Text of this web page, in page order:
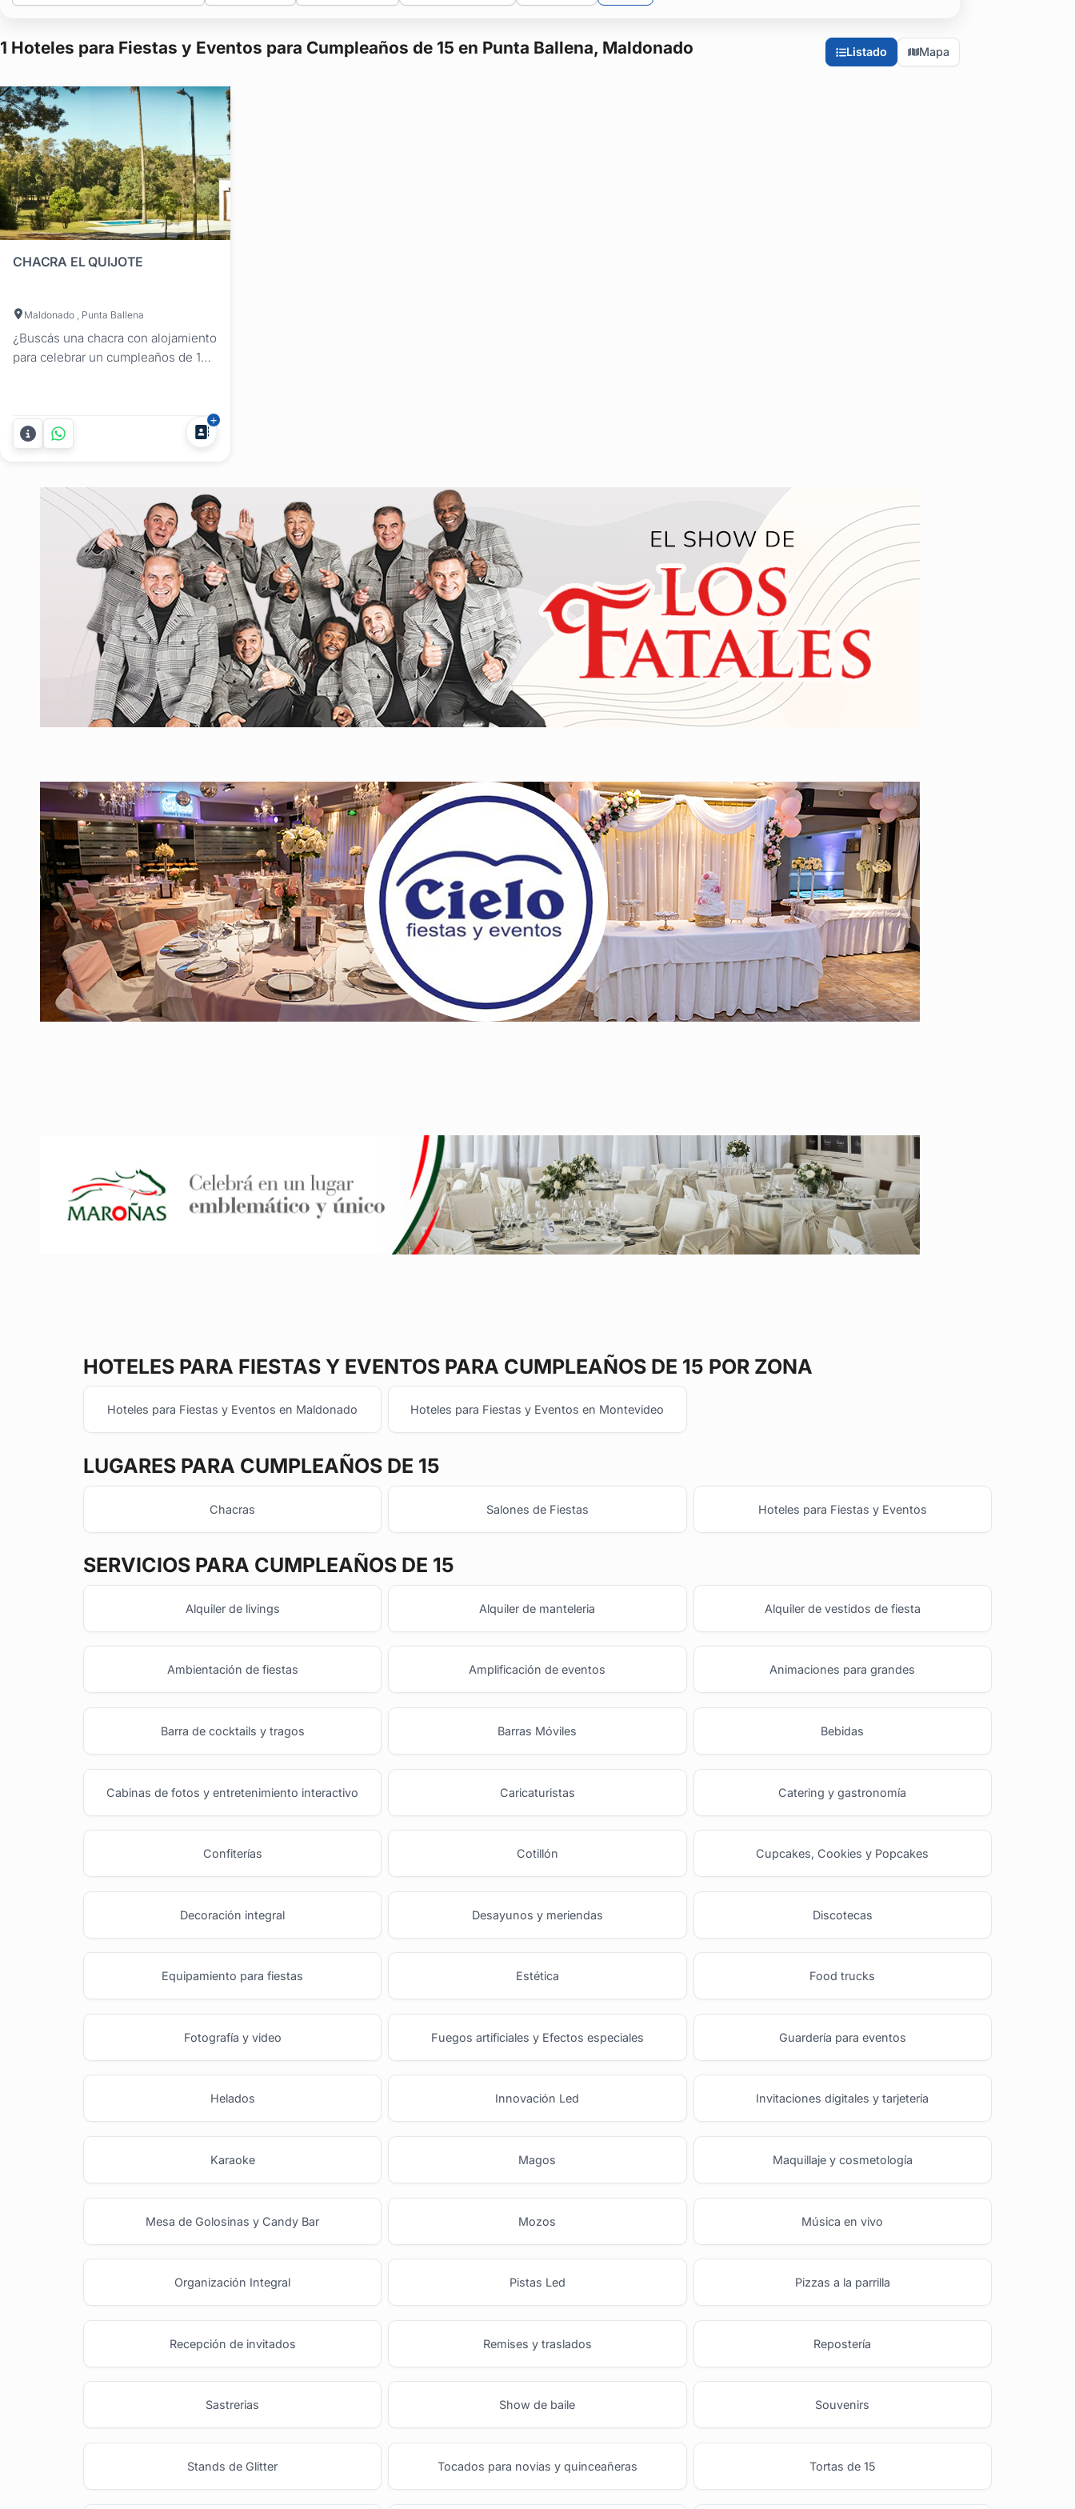
1 Hoteles para Fiestas y Eventos para Cumpleaños de 15 en Punta Ballena, Maldonado Listado Mapa
CHACRA EL QUIJOTE
Maldonado , Punta Ballena
¿Buscás una chacra con alojamiento
para celebrar un cumpleaños de 15
servicios de primer nivel y la
comodidad de poder disfrutar la
traslado: el alojamiento está en el
mismo...
HOTELES PARA FIESTAS Y EVENTOS PARA CUMPLEAÑOS DE 15 POR ZONA
Hoteles para Fiestas y Eventos en Maldonado Hoteles para Fiestas y Eventos en Montevideo
LUGARES PARA CUMPLEAÑOS DE 15
Chacras Salones de Fiestas Hoteles para Fiestas y Eventos
SERVICIOS PARA CUMPLEAÑOS DE 15
Alquiler de livings Alquiler de manteleria Alquiler de vestidos de fiesta
Ambientación de fiestas Amplificación de eventos Animaciones para grandes
Barra de cocktails y tragos Barras Móviles Bebidas
Cabinas de fotos y entretenimiento interactivo Caricaturistas Catering y gastronomía
Confiterías Cotillón Cupcakes, Cookies y Popcakes
Decoración integral Desayunos y meriendas Discotecas
Equipamiento para fiestas Estética Food trucks
Fotografía y video Fuegos artificiales y Efectos especiales Guardería para eventos
Helados Innovación Led Invitaciones digitales y tarjetería
Karaoke Magos Maquillaje y cosmetología
Mesa de Golosinas y Candy Bar Mozos Música en vivo
Organización Integral Pistas Led Pizzas a la parrilla
Recepción de invitados Remises y traslados Repostería
Sastrerias Show de baile Souvenirs
Stands de Glitter Tocados para novias y quinceañeras Tortas de 15